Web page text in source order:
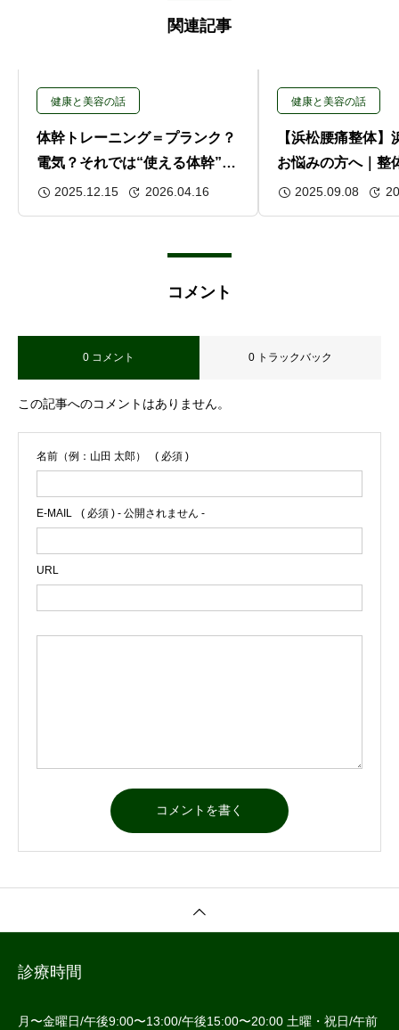
関連記事
健康と美容の話
体幹トレーニング＝プランク？
電気？それでは“使える体幹”は
育ちません。
2025.12.15 2026.04.16
健康と美容の話
【浜松腰痛整体】
お悩みの方へ｜整
を目指す方法
2025.09.08
コメント
0 コメント 0 トラックバック
この記事へのコメントはありません。
名前（例：山田 太郎） ( 必須 )
E-MAIL ( 必須 ) - 公開されません -
URL
診療時間
月〜金曜日/午後9:00〜13:00/午後15:00〜20:00 土曜・祝日/午前